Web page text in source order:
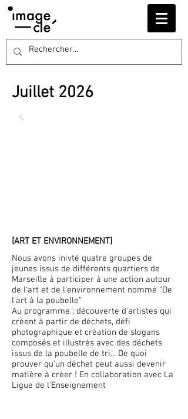
Juillet 2026
[ART ET ENVIRONNEMENT]
Nous avons inivté quatre groupes de
jeunes issus de différents quartiers de
Marseille à participer à une action autour
de l'art et de l'environnement nommé "De
l'art à la poubelle"
Au programme : découverte d'artistes qui
créent à partir de déchets, défi
photographique et création de slogans
composés et illustrés avec des déchets
issus de la poubelle de tri... De quoi
prouver qu'un déchet peut aussi devenir
matière à créer ! En collaboration avec La
Ligue de l'Enseignement